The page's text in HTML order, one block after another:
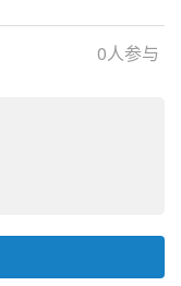
0人参与